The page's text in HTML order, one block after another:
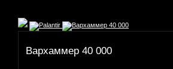
Вархаммер 40 000